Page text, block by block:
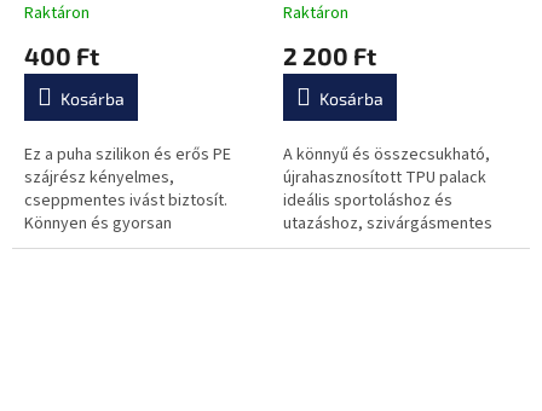
csere
Raktáron
400 Ft
Kosárba
Ez a puha szilikon és erős PE
szájrész kényelmes,
cseppmentes ivást biztosít.
Könnyen és gyorsan
cserélhető, így gyorsan készen
szivárgásmentes kupak,
Raktáron
2 200 Ft
Kosárba
A könnyű és összecsukható,
újrahasznosított TPU palack
ideális sportoláshoz és
utazáshoz, szivárgásmentes
kupakkal rendelkezik, BPA-